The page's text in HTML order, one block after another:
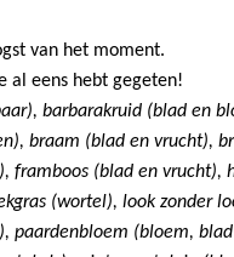
van het moment.
al eens hebt gegeten!
barbarakruid (blad en
braam (blad en vrucht),
framboos (blad en vrucht),
(wortel), look zonder
paardenbloem (bloem,